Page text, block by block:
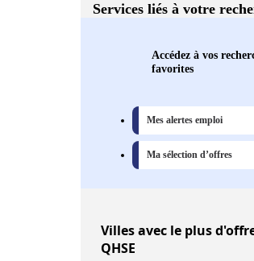
Services liés à votre
Accédez à vos
favorites
Mes alertes emploi
Ma sélection d’offres
Villesavec le plus
QHSE